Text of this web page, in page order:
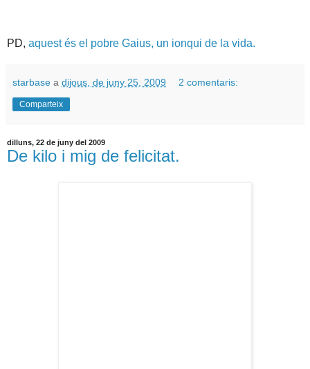
PD, aquest és el pobre Gaius, un ionqui de la vida.
starbase a dijous, de juny 25, 2009 2 comentaris:
Comparteix
dilluns, 22 de juny del 2009
De kilo i mig de felicitat.